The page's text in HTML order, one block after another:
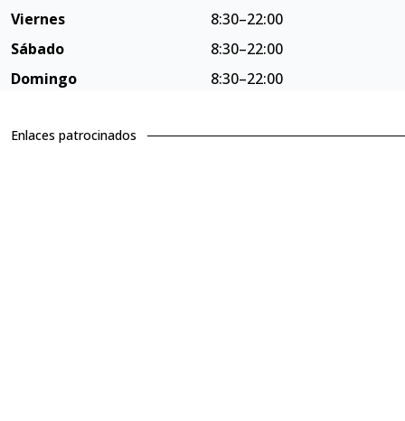
Viernes
8:30–22:00
Sábado
8:30–22:00
Domingo
8:30–22:00
Enlaces patrocinados